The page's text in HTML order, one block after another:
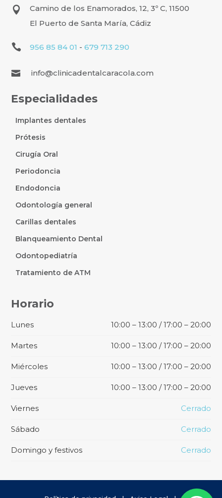

Camino de los Enamorados, 12, 3º C, 11500
El Puerto de Santa María, Cádiz
 956 85 84 01 - 679 713 290
 info@clinicadentalcaracola.com
Especialidades
Implantes dentales
Prótesis
Cirugía Oral
Periodoncia
Endodoncia
Odontología general
Carillas dentales
Blanqueamiento Dental
Odontopediatría
Tratamiento de ATM
Horario
Lunes 10:00 – 13:00 / 17:00 – 20:00
Martes 10:00 – 13:00 / 17:00 – 20:00
Miércoles 10:00 – 13:00 / 17:00 – 20:00
Jueves 10:00 – 13:00 / 17:00 – 20:00
Viernes Cerrado
Sábado Cerrado
Domingo y festivos Cerrado